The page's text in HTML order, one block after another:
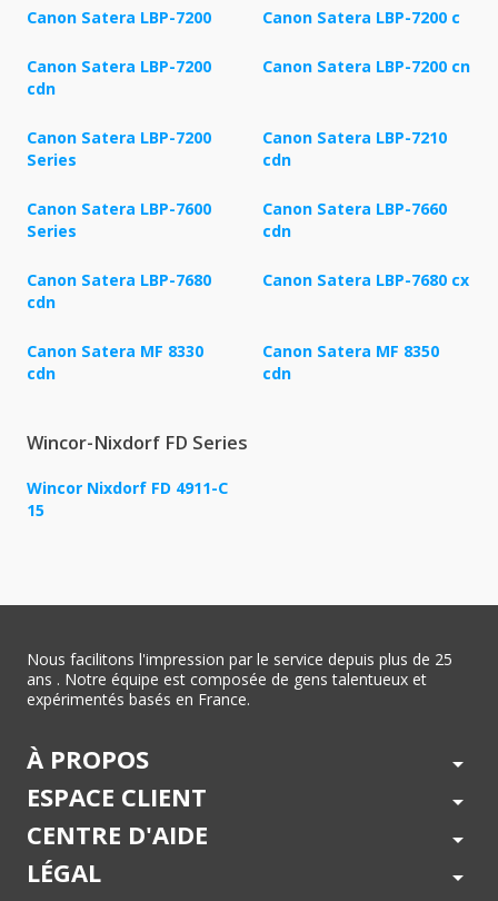
Canon Satera LBP-7200 Canon Satera LBP-7200 c
Canon Satera LBP-7200
cdn
Canon Satera LBP-7200 cn
Canon Satera LBP-7200
Series
Canon Satera LBP-7210
cdn
Canon Satera LBP-7600
Series
Canon Satera LBP-7660
cdn
Canon Satera LBP-7680
cdn
Canon Satera LBP-7680 cx
Canon Satera MF 8330
cdn
Canon Satera MF 8350
cdn
Wincor-Nixdorf FD Series
Wincor Nixdorf FD 4911-C
15
Nous facilitons l'impression par le service depuis plus de 25
ans . Notre équipe est composée de gens talentueux et
expérimentés basés en France.
À PROPOS arrow_drop_down
ESPACE CLIENT arrow_drop_down
CENTRE D'AIDE arrow_drop_down
LÉGAL arrow_drop_down